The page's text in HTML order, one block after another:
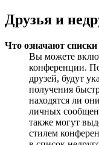
Друзья и
Что означают списки
Вы можете
конференции.
друзей, будут
получения
находятся ли
личных
также могут
стилем